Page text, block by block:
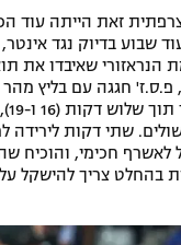
1
לבית עסק
זאת הייתה עוד
שבוע בדיוק נגד
הנראזורי שאיבדו את
פ.ס.ז' חגגה עם בליץ
שתי דקות לירידה
בהחלט צריך להישקל